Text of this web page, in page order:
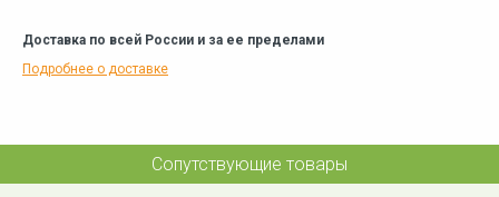
Доставка по всей России и за ее пределами
Подробнее о доставке
Сопутствующие товары